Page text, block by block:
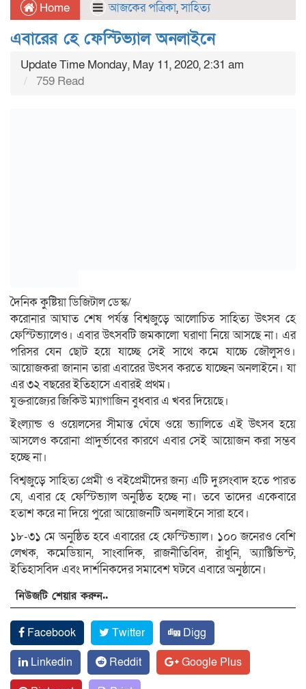
Home আজকের পত্রিকা,সাহিত্য
এবারের হে ফেস্টিভ্যাল অনলাইনে
Update Time Monday, May 11, 2020, 2:31 am
759 Read
দৈনিক কুষ্টিয়া ডিজিটাল ডেস্ক/
করোনার আঘাত শেষ পর্যন্ত বিশ্বজুড়ে আলোচিত সাহিত্য উৎসব হে
ফেস্টিভ্যালেও। এবার উৎসবটি জমকালো ঘরাণা নিয়ে আসছে না। এর
পরিসর যেন ছোট হয়ে যাচ্ছে সেই সাথে কমে যাচ্চে জৌলুসও।
আয়োজকরা জানান তারা এবারের উৎসব করতে যাচ্ছেন অনলাইনে। যা
এর ৩২ বছরের ইতিহাসে এবারই প্রথম।
যুক্তরাজ্যের জিকিউ ম্যাগাজিন বুধবার এ খবর দিয়েছে।
ইংল্যান্ড ও ওয়েলসের সীমান্ত ঘেঁষে ওয়ে ভ্যালিতে এই উৎসব হয়ে
আসলেও করোনা প্রাদুর্ভাবের কারণে এবার সেই আয়োজন করা সম্ভব
হচ্ছে না।
বিশ্বজুড়ে সাহিত্য প্রেমী ও বইপ্রেমীদের জন্য এটি দুঃসংবাদ হতে পারত
যে, এবার হে ফেস্টিভ্যাল অনুষ্ঠিত হচ্ছে না। তবে তাদের একেবারে
হতাশ করে না দিয়ে পুরো আয়োজনটি অনলাইনে সারা হবে।
১৮-৩১ মে অনুষ্ঠিত হবে এবারের হে ফেস্টিভ্যাল। ১০০ জনেরও বেশি
লেখক, কমেডিয়ান, সাংবাদিক, রাজনীতিবিদ, রাঁধুনি, অ্যাক্টিভিস্ট,
ইতিহাসবিদ এবং দার্শনিকদের সমাবেশ ঘটবে এবারে অনুষ্ঠানে।
নিউজটি শেয়ার করুন..
Facebook Twitter
Digg
Linkedin
Reddit
Google Plus